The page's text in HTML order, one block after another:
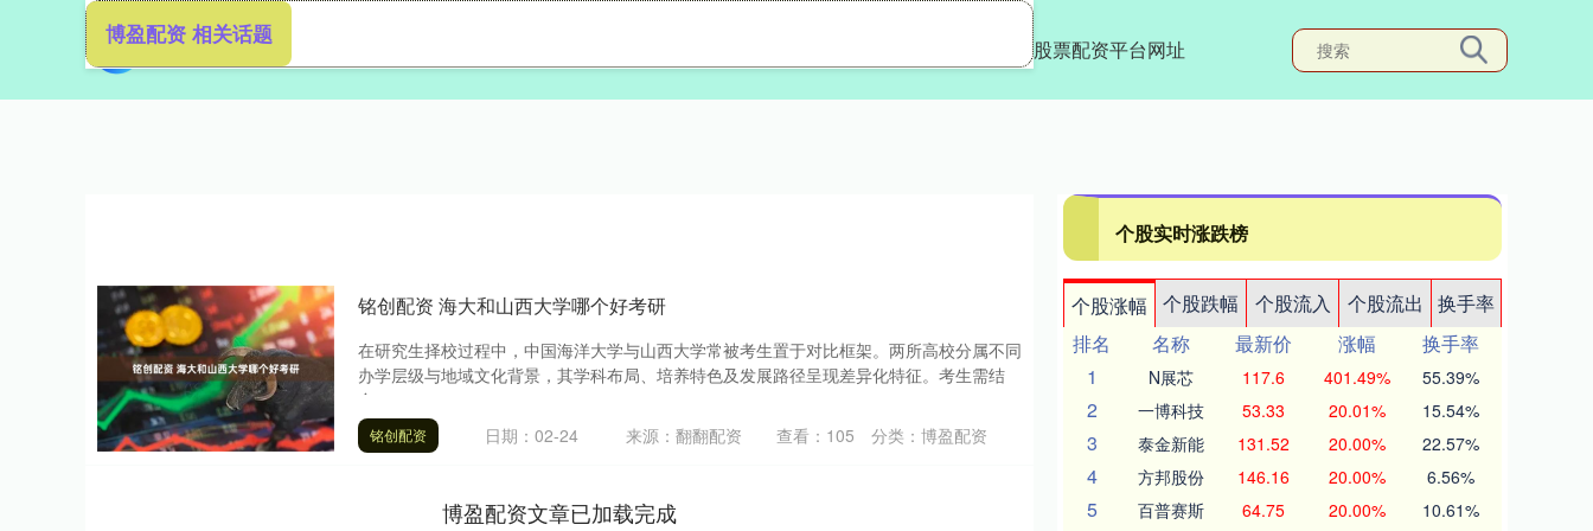
股票配资平台网址
博盈配资 相关话题
铭创配资 海大和山西大学哪个好考研
在研究生择校过程中，中国海洋大学与山西大学常被考生置于对比框架。两所高校分属不同
办学层级与地域文化背景，其学科布局、培养特色及发展路径呈现差异化特征。考生需结
合....
铭创配资 日期：02-24 来源：翻翻配资 查看： 105 分类： 博盈配资
博盈配资文章已加载完成
个股实时涨跌榜
个股涨幅 个股跌幅 个股流入 个股流出
换手率
排名
名称 最新价 涨幅
换手率
1
N展芯 117.6 401.49% 55.39%
2 一博科技 53.33 20.01% 15.54%
3 泰金新能 131.52 20.00% 22.57%
4 方邦股份 146.16 20.00% 6.56%
5 百普赛斯 64.75 20.00% 10.61%